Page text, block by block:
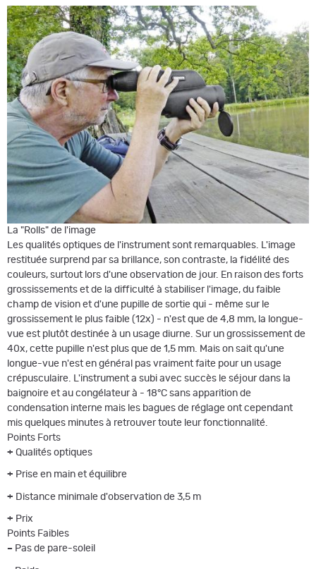
La "Rolls" de l'image
Les qualités optiques de l'instrument sont remarquables. L'image
restituée surprend par sa brillance, son contraste, la fidélité des
couleurs, surtout lors d'une observation de jour. En raison des forts
grossissements et de la difficulté à stabiliser l'image, du faible
champ de vision et d'une pupille de sortie qui - même sur le
grossissement le plus faible (12x) - n'est que de 4,8 mm, la longue-
vue est plutôt destinée à un usage diurne. Sur un grossissement de
40x, cette pupille n'est plus que de 1,5 mm. Mais on sait qu'une
longue-vue n'est en général pas vraiment faite pour un usage
crépusculaire. L'instrument a subi avec succès le séjour dans la
baignoire et au congélateur à - 18°C sans apparition de
condensation interne mais les bagues de réglage ont cependant
mis quelques minutes à retrouver toute leur fonctionnalité.
Points Forts
+ Qualités optiques
+ Prise en main et équilibre
+ Distance minimale d'observation de 3,5 m
+ Prix
Points Faibles
– Pas de pare-soleil